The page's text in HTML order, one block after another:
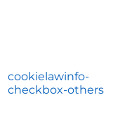
cookielawinfo-
checkbox-others